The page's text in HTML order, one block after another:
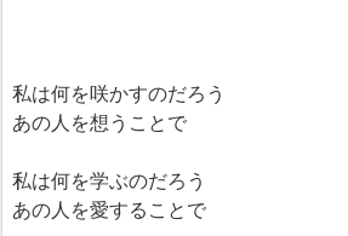
私は何を咲かすのだろう
あの人を想うことで
私は何を学ぶのだろう
あの人を愛することで